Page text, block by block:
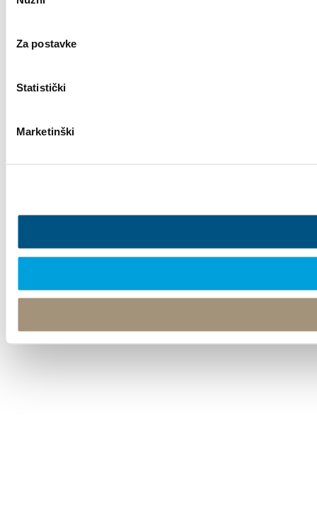
Za postavke
Statistički
Marketinški